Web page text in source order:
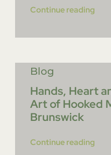
Continue reading
Blog
Hands, Heart
Art of Hooked
Brunswick
Continue reading